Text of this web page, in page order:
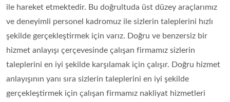
ile hareket etmektedir. Bu doğrultuda üst düzey araçlarımız
ve deneyimli personel kadromuz ile sizlerin taleplerini hızlı
şekilde gerçekleştirmek için varız. Doğru ve benzersiz bir
hizmet anlayışı çerçevesinde çalışan firmamız sizlerin
taleplerini en iyi şekilde karşılamak için çalışır. Doğru hizmet
anlayışının yanı sıra sizlerin taleplerini en iyi şekilde
gerçekleştirmek için çalışan firmamız nakliyat hizmetleri